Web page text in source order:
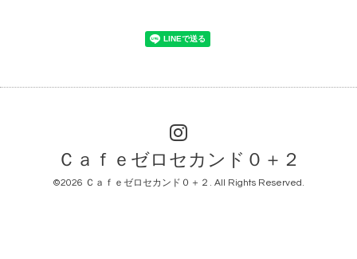
Ｃａｆｅゼロセカンド０＋２
©2026 Ｃａｆｅゼロセカンド０＋２ . All Rights Reserved.